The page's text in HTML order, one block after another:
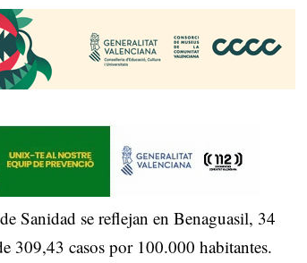
Sanidad se reflejan en Benaguasil, 34
309,43 casos por 100.000 habitantes.